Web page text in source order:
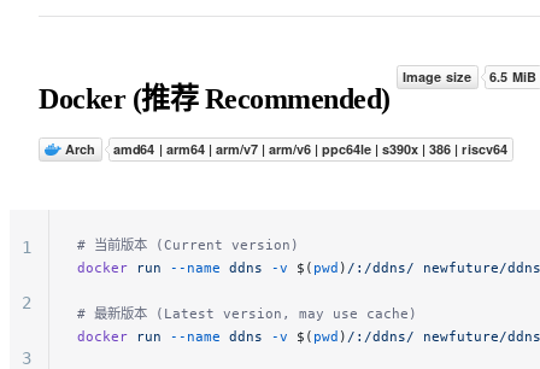
Docker (推荐 Recommended)
# 当前版本 (Current version)
docker run --name ddns -v $( pwd ) /:/ddns/ newfuture/
# 最新版本 (Latest version, may use cache)
docker run --name ddns -v $( pwd ) /:/ddns/ newfuture/ddns
1
2
3